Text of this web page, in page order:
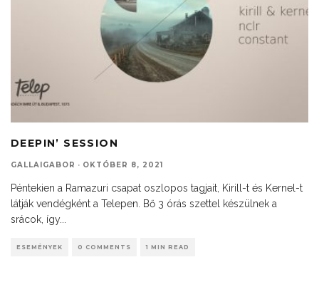
DEEPIN’ SESSION
GALLAIGABOR · OKTÓBER 8, 2021
Péntekien a Ramazuri csapat oszlopos tagjait, Kirill-t és Kernel-t
látják vendégként a Telepen. Bő 3 órás szettel készülnek a
srácok, így...
ESEMÉNYEK 0 COMMENTS 1 MIN READ